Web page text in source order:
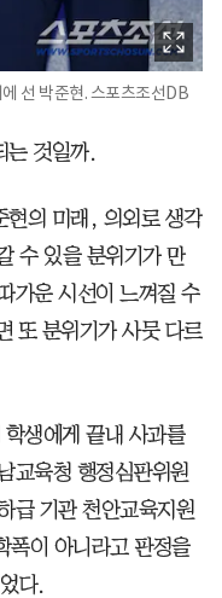
선 박준현. 스포츠조선DB
는 것일까.
현의 미래, 의외로 생각
수 있을 분위기가 만
가운 시선이 느껴질 수
또 분위기가 사뭇 다르
생에게 끝내 사과를
교육청 행정심판위원
급 기관 천안교육지원
폭이 아니라고 판정을
다.